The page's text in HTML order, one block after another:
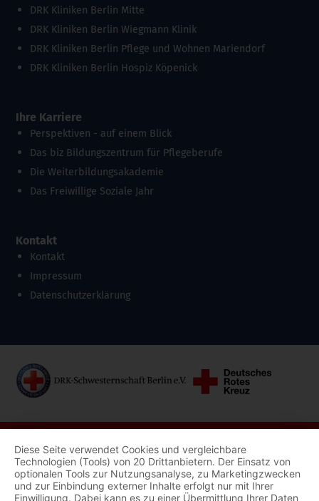
DRK Kliniken Berlin Mitte
DRK Kliniken Berlin Wiegmann Klinik
DRK Kliniken Berlin Pflege und Wohnen Mariendorf
DRK Kliniken Berlin Hospiz Köpenick
Ihre Karriere
Perspektiven - auf einem Blick
Das biz Bildungszentrum für Pflegeberufe
Die Weiterbildungsakademie
Das Freiwillige Soziale Jahr
Kontakt
Kontakt
Impressum
Datenschutzerklärung
Diese Seite verwendet Cookies und vergleichbare
Technologien (Tools) von 20 Drittanbietern. Der Einsatz von
optionalen Tools zur Nutzungsanalyse, zu Marketingzwecken
und zur Einbindung externer Inhalte erfolgt nur mit Ihrer
Einwilligung. Dabei kann es zu einer Übermittlung Ihrer Daten